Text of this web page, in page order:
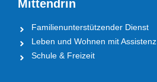
Mittendrin
Familienunterstützender Dienst
Leben und Wohnen mit Assistenz
Schule & Freizeit